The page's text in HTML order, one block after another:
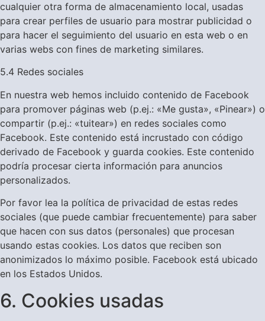
cualquier otra forma de almacenamiento local, usadas
para crear perfiles de usuario para mostrar publicidad o
para hacer el seguimiento del usuario en esta web o en
varias webs con fines de marketing similares.
5.4 Redes sociales
En nuestra web hemos incluido contenido de Facebook
para promover páginas web (p.ej.: «Me gusta», «Pinear») o
compartir (p.ej.: «tuitear») en redes sociales como
Facebook. Este contenido está incrustado con código
derivado de Facebook y guarda cookies. Este contenido
podría procesar cierta información para anuncios
personalizados.
Por favor lea la política de privacidad de estas redes
sociales (que puede cambiar frecuentemente) para saber
que hacen con sus datos (personales) que procesan
usando estas cookies. Los datos que reciben son
anonimizados lo máximo posible. Facebook está ubicado
en los Estados Unidos.
6. Cookies usadas